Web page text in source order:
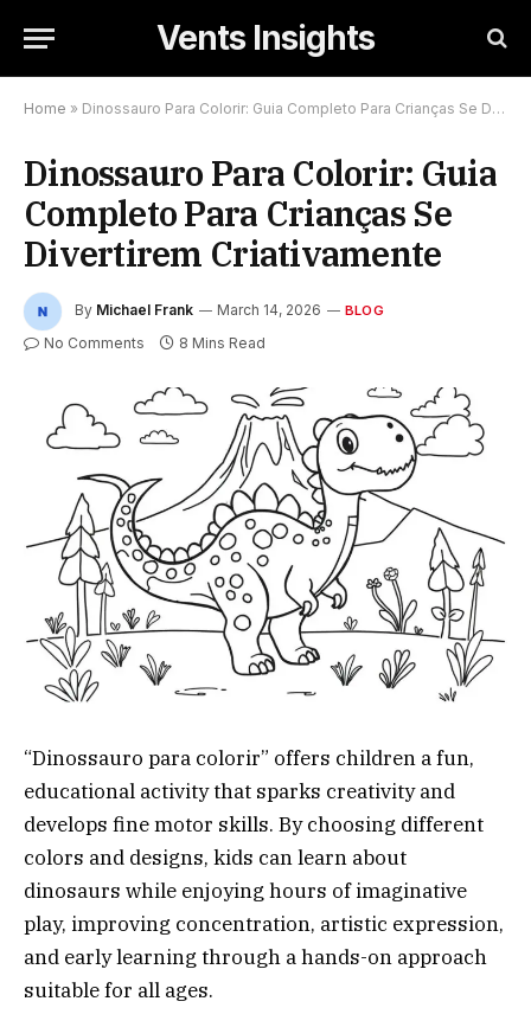
Vents Insights
Home » Dinossauro Para Colorir: Guia Completo Para Crianças Se Divertirem Criativamente
Dinossauro Para Colorir: Guia
Completo Para Crianças Se
Divertirem Criativamente
By Michael Frank March 14, 2026 BLOG
No Comments 8 Mins Read
“Dinossauro para colorir” offers children a fun,
educational activity that sparks creativity and
develops fine motor skills. By choosing different
colors and designs, kids can learn about
dinosaurs while enjoying hours of imaginative
play, improving concentration, artistic expression,
and early learning through a hands-on approach
suitable for all ages.